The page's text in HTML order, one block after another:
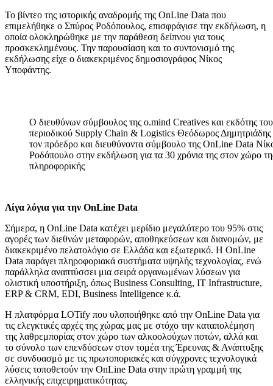
Το βίντεο της ιστορικής αναδρομής της OnLine Data που
επιμελήθηκε ο Σπύρος Ροδόπουλος, επισφράγισε την εκδήλωση, η
οποία ολοκληρώθηκε με την παράθεση δείπνου για τους
προσκεκλημένους. Την παρουσίαση και το συντονισμό της
εκδήλωσης είχε ο διακεκριμένος δημοσιογράφος Νίκος
Υποφάντης.
Ο διευθύνων σύμβουλος της o.mind Creatives και εκδότης του
περιοδικού Supply Chain & Logistics Θεόδωρος Δημητριάδης
τον πρόεδρο και διευθύνοντα σύμβουλο της OnLine Data
Ροδόπουλο στην εκδήλωση για τα 30 χρόνια της στον χώρο
πληροφορικής
Λίγα λόγια για την OnLine Data
Σήμερα, η OnLine Data κατέχει μερίδιο μεγαλύτερο του 95% στις
αγορές των διεθνών μεταφορών, αποθηκεύσεων και διανομών, με
διακεκριμένο πελατολόγιο σε Ελλάδα και εξωτερικό. Η OnLine
Data παράγει πληροφοριακά συστήματα υψηλής τεχνολογίας, ενώ
παράλληλα αναπτύσσει μια σειρά οργανωμένων λύσεων για
ολιστική υποστήριξη, όπως Business Consulting, IT Infrastructure,
ERP & CRM, ΕDI, Business Intelligence κ.ά.
Η πλατφόρμα LOTify που υλοποιήθηκε από την OnLine Data για
τις ελεγκτικές αρχές της χώρας μας με στόχο την καταπολέμηση
της λαθρεμπορίας στον χώρο των αλκοολούχων ποτών, αλλά και
το σύνολο των επενδύσεων στον τομέα της Έρευνας & Ανάπτυξης
σε συνδυασμό με τις πρωτοποριακές και σύγχρονες τεχνολογικά
λύσεις τοποθετούν την OnLine Data στην πρώτη γραμμή της
ελληνικής επιχειρηματικότητας.